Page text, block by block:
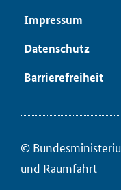
Im­pres­sum
Da­ten­schutz
Bar­rie­re­frei­heit
©
und Raum­fahrt